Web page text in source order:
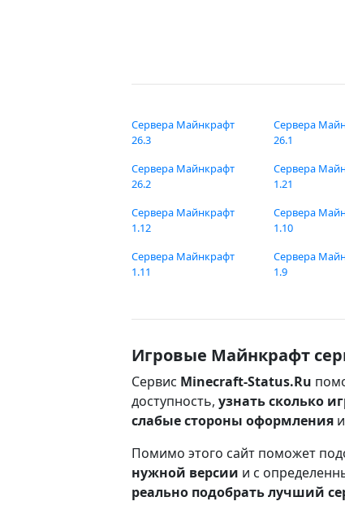
Сервера Майнкрафт
26.3
Сервера Майнкрафт
26.2
Сервера
26.1
Сервера
1.21
Сервера Майнкрафт
1.12
Сервера Майнкрафт
1.11
Сервера
1.10
Сервера
1.9
Игровые Майнкрафт
Сервис Minecraft-Status.Ru
доступность, узнать сколько
слабые стороны оформления и
Помимо этого сайт поможет
нужной версии и с
реально подобрать лучший